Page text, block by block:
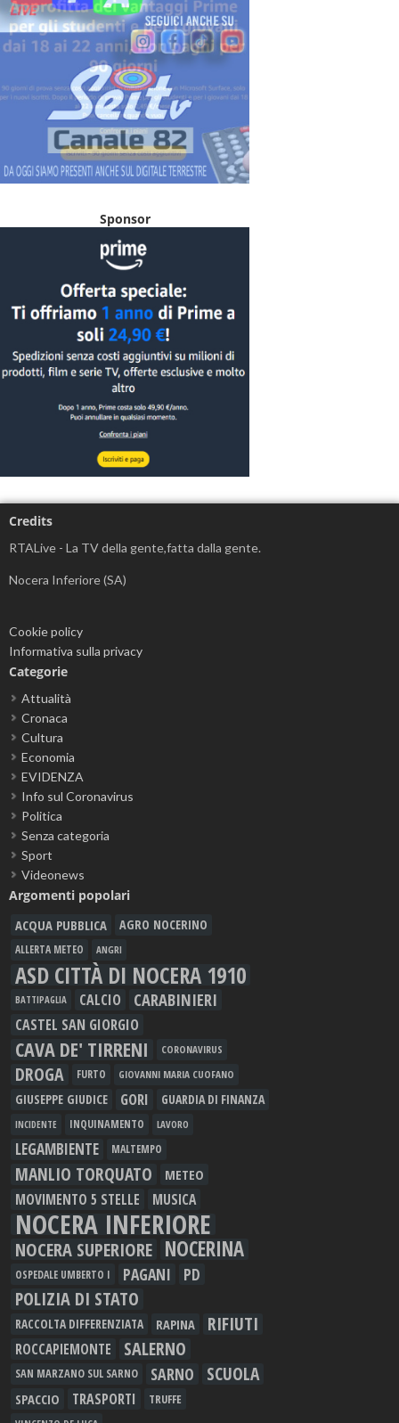
Sponsor
Credits
RTALive - La TV della gente,fatta dalla gente.
Nocera Inferiore (SA)
Cookie policy
Informativa sulla privacy
Categorie
Attualità
Cronaca
Cultura
Economia
EVIDENZA
Info sul Coronavirus
Politica
Senza categoria
Sport
Videonews
Argomenti popolari
ACQUA PUBBLICA AGRO NOCERINO
ALLERTA METEO ANGRI
ASD CITTÀ DI NOCERA 1910
BATTIPAGLIA CALCIO CARABINIERI
CASTEL SAN GIORGIO
CAVA DE' TIRRENI CORONAVIRUS
DROGA FURTO GIOVANNI MARIA CUOFANO
GIUSEPPE GIUDICE GORI GUARDIA DI FINANZA
INCIDENTE INQUINAMENTO LAVORO
LEGAMBIENTE MALTEMPO
MANLIO TORQUATO METEO
MOVIMENTO 5 STELLE MUSICA
NOCERA INFERIORE
NOCERA SUPERIORE NOCERINA
OSPEDALE UMBERTO I PAGANI PD
POLIZIA DI STATO
RACCOLTA DIFFERENZIATA RAPINA RIFIUTI
ROCCAPIEMONTE SALERNO
SAN MARZANO SUL SARNO SARNO SCUOLA
SPACCIO TRASPORTI TRUFFE